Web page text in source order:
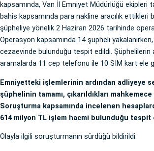
kapsamında, Van İl Emniyet Müdürlüğü ekipleri
bahis kapsamında para nakline aracılık ettikleri
şüpheliye yönelik 2 Haziran 2026 tarihinde
Operasyon kapsamında 14 şüpheli
cezaevinde bulunduğu tespit edildi. Şüphelilerin
aramalarda 11 cep telefonu ile 10 SIM kart ele
Emniyetteki işlemlerinin ardından adliyeye
şüphelinin tamamı, çıkarıldıkları
Soruşturma kapsamında incelenen
614 milyon TL işlem hacmi bulunduğu tespit
Olayla ilgili soruşturmanın sürdüğü bildirildi.